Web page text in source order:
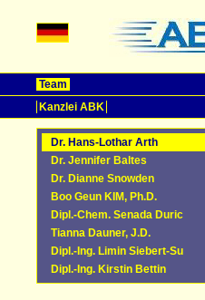
Team
Kanzlei ABK
Dr. Hans-Lothar Arth
Dr. Jennifer Baltes
Dr. Dianne Snowden
Boo Geun KIM, Ph.D.
Dipl.-Chem. Senada Duric
Tianna Dauner, J.D.
Dipl.-Ing. Limin Siebert-Su
Dipl.-Ing. Kirstin Bettin